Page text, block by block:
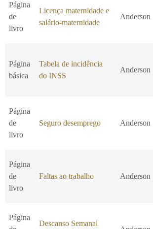
Página
de
livro
Licença maternidade e
salário-maternidade
Anderson
Página
básica
Tabela de incidência
do INSS
Anderson
Página
de
livro
Seguro desemprego Anderson
Página
de
livro
Faltas ao trabalho Anderson
Página
Descanso Semanal